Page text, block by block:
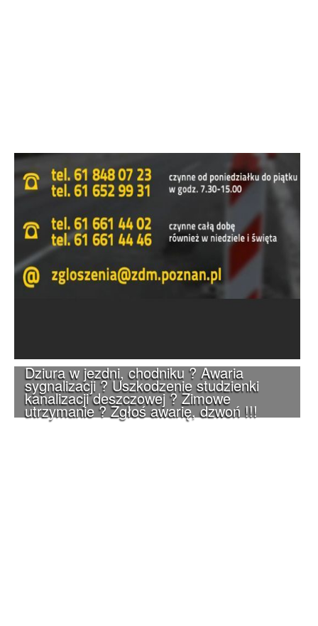
Dziura w jezdni, chodniku ? Awaria
sygnalizacji ? Uszkodzenie studzienki
kanalizacji deszczowej ? Zimowe
utrzymanie ? Zgłoś awarię, dzwoń !!!